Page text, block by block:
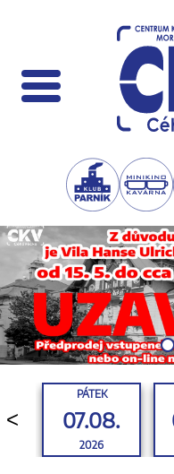
<
PÁTEK
07.08.
2026